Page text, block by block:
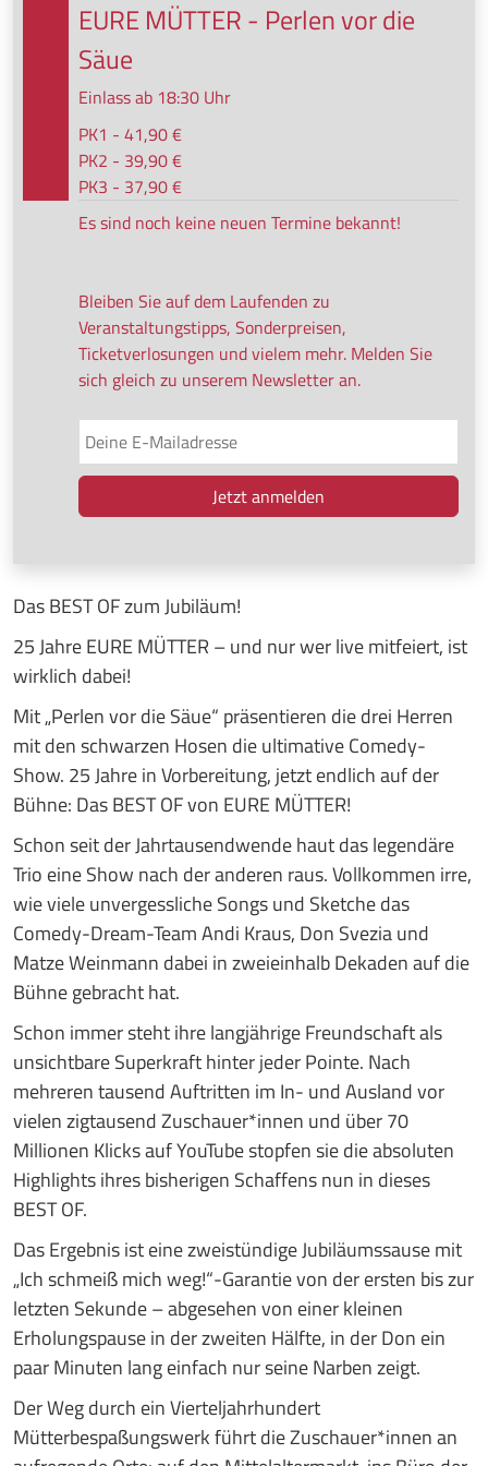
Das BEST OF zum Jubiläum!
25 Jahre EURE MÜTTER – und nur wer live mitfeiert, ist
wirklich dabei!
Mit „Perlen vor die Säue“ präsentieren die drei Herren
mit den schwarzen Hosen die ultimative Comedy-
Show. 25 Jahre in Vorbereitung, jetzt endlich auf der
Bühne: Das BEST OF von EURE MÜTTER!
Schon seit der Jahrtausendwende haut das legendäre
Trio eine Show nach der anderen raus. Vollkommen irre,
wie viele unvergessliche Songs und Sketche das
Comedy-Dream-Team Andi Kraus, Don Svezia und
Matze Weinmann dabei in zweieinhalb Dekaden auf die
Bühne gebracht hat.
Schon immer steht ihre langjährige Freundschaft als
unsichtbare Superkraft hinter jeder Pointe. Nach
mehreren tausend Auftritten im In- und Ausland vor
vielen zigtausend Zuschauer*innen und über 70
Millionen Klicks auf YouTube stopfen sie die absoluten
Highlights ihres bisherigen Schaffens nun in dieses
BEST OF.
Das Ergebnis ist eine zweistündige Jubiläumssause mit
„Ich schmeiß mich weg!“-Garantie von der ersten bis zur
letzten Sekunde – abgesehen von einer kleinen
Erholungspause in der zweiten Hälfte, in der Don ein
paar Minuten lang einfach nur seine Narben zeigt.
Der Weg durch ein Vierteljahrhundert
Mütterbespaßungswerk führt die Zuschauer*innen an
EURE MÜTTER - Perlen vor die
Säue
Einlass ab 18:30 Uhr
PK1 - 41,90 €
PK2 - 39,90 €
PK3 - 37,90 €
Es sind noch keine neuen Termine bekannt!
Bleiben Sie auf dem Laufenden zu
Veranstaltungstipps, Sonderpreisen,
Ticketverlosungen und vielem mehr. Melden Sie
sich gleich zu unserem Newsletter an.